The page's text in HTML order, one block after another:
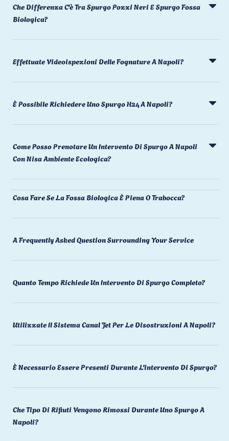
Che Differenza C'è Tra Spurgo Pozzi Neri E Spurgo Fossa
Biologica?
Effettuate Videoispezioni Delle Fognature A Napoli?
È Possibile Richiedere Uno Spurgo H24 A Napoli?
Come Posso Prenotare Un Intervento Di Spurgo A Napoli
Con Nisa Ambiente Ecologica?
Cosa Fare Se La Fossa Biologica È Piena O Trabocca?
A Frequently Asked Question Surrounding Your Service
Quanto Tempo Richiede Un Intervento Di Spurgo Completo?
Utilizzate Il Sistema Canal Jet Per Le Disostruzioni A Napoli?
È Necessario Essere Presenti Durante L'intervento Di Spurgo?
Che Tipo Di Rifiuti Vengono Rimossi Durante Uno Spurgo A
Napoli?